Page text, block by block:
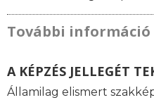
További információ
A KÉPZÉS JELLEGÉT
Államilag elismert